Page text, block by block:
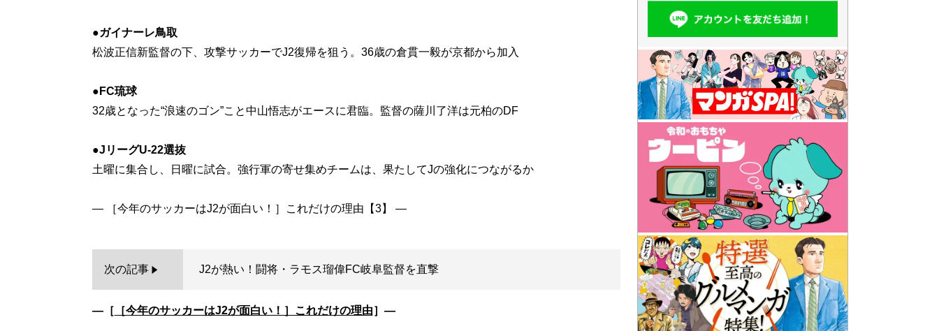
●ガイナーレ鳥取
松波正信新監督の下、攻撃サッカーでJ2復帰を狙う。36歳の倉貫一毅が京都から加入
●FC琉球
32歳となった“浪速のゴン”こと中山悟志がエースに君臨。監督の薩川了洋は元柏のDF
●JリーグU-22選抜
土曜に集合し、日曜に試合。強行軍の寄せ集めチームは、果たしてJの強化につながるか
― ［今年のサッカーはJ2が面白い！］これだけの理由【3】 ―
次の記事 J2が熱い！闘将・ラモス瑠偉FC岐阜監督を直撃
―［ ［今年のサッカーはJ2が面白い！］これだけの理由］―